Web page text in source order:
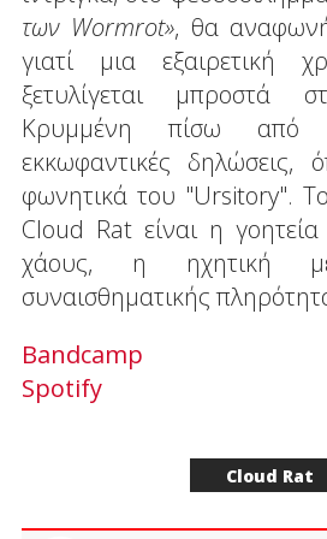
των Wormrot», θα
γιατί μια εξαιρετική
ξετυλίγεται μπροστά
Κρυμμένη πίσω από
εκκωφαντικές δηλώσεις,
φωνητικά του "Ursitory".
Cloud Rat είναι η
χάους, η ηχητική
συναισθηματικής
Bandcamp
Spotify
Cloud Rat